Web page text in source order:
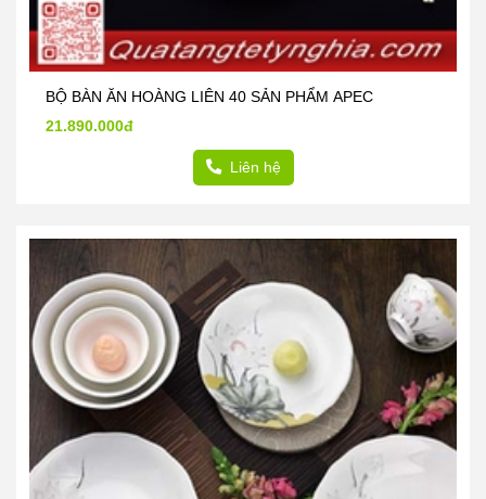
BỘ BÀN ĂN HOÀNG LIÊN 40 SẢN PHẨM APEC
21.890.000đ
Liên hệ